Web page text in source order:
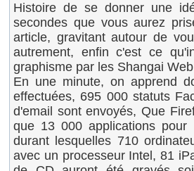
Histoire de se donner une
secondes que vous aurez
article, gravitant autour de
autrement, enfin c'est ce
graphisme par les Shangai
En une minute, on apprend
effectuées, 695 000 statuts
d'email sont envoyés, Que
que 13 000 applications pour
durant lesquelles 710
avec un processeur Intel, 81